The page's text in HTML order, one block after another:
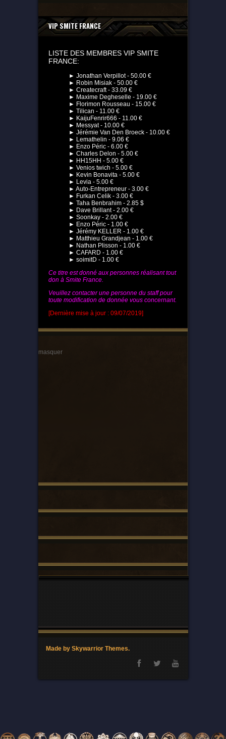
VIP SMITE FRANCE
LISTE DES MEMBRES VIP SMITE
FRANCE:
► Jonathan Verpillot - 50.00 €
► Robin Misiak - 50.00 €
► Createcraft - 33.09 €
► Maxime Degheselle - 19.00 €
► Florimon Rousseau - 15.00 €
► Tilican - 11.00 €
► KaijuFenrir666 - 11.00 €
► Messyat - 10.00 €
► Jérémie Van Den Broeck - 10.00 €
► Lemathelin - 9.06 €
► Enzo Péric - 6.00 €
► Charles Delon - 5.00 €
► HH15HH - 5.00 €
► Venios twich - 5.00 €
► Kevin Bonavita - 5.00 €
► Levia - 5.00 €
► Auto-Entrepreneur - 3.00 €
► Furkan Celik - 3.00 €
► Taha Benbrahim - 2.85 $
► Dave Brillant - 2.00 €
► Soonkay - 2.00 €
► Enzo Péric - 1.00 €
► Jérémy KELLER - 1.00 €
► Matthieu Grandjean - 1.00 €
► Nathan Plisson - 1.00 €
► CAFARD - 1.00 €
► soimitD - 1.00 €
Ce titre est donné aux personnes réalisant tout
don à Smite France.
Veuillez contacter une personne du staff pour
toute modification de donnée vous concernant.
[Dernière mise à jour : 09/07/2019]
masquer
Made by Skywarrior Themes.